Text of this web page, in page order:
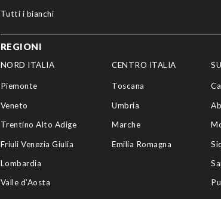
Tutti i bianchi
REGIONI
NORD ITALIA
Piemonte
Veneto
Trentino Alto Adige
Friuli Venezia Giulia
Lombardia
Valle d’Aosta
CENTRO ITALIA
Toscana
Umbria
Marche
Emilia Romagna